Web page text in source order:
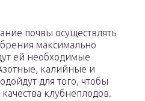
почвы осуществлять
максимально
ей необходимые
калийные и
для того, чтобы
клубнеплодов.